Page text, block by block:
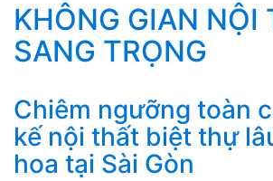
KHÔNG GIAN NỘI
SANG TRỌNG
Chiêm ngưỡng toàn
kế nội thất biệt thự
hoa tại Sài Gòn